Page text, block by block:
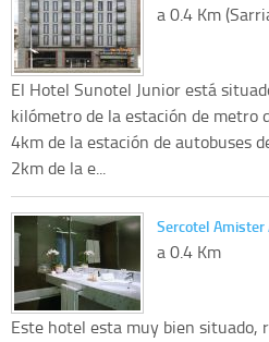
a 0.4 Km
El Hotel Sunotel Junior está
kilómetro de la estación de metro
4km de la estación de autobuses
2km de la e...
Sercotel Amister
a 0.4 Km
Este hotel esta muy bien situado,